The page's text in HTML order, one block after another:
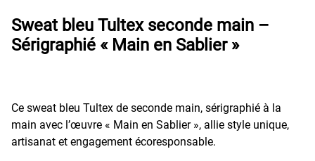
Sweat bleu Tultex seconde main –
Sérigraphié « Main en Sablier »
Ce sweat bleu Tultex de seconde main, sérigraphié à la
main avec l’œuvre « Main en Sablier », allie style unique,
artisanat et engagement écoresponsable.